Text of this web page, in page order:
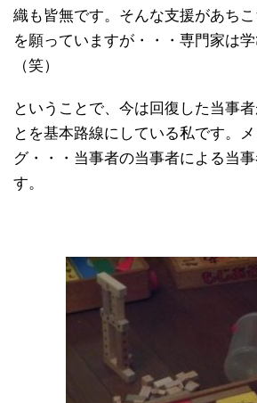
織も皆無です。そんな支援があち
を願っていますが・・・専門家は
（笑）
ということで、今は回復した当事
とを基本路線にしている私です。
グ・・・当事者の当事者による当
す。